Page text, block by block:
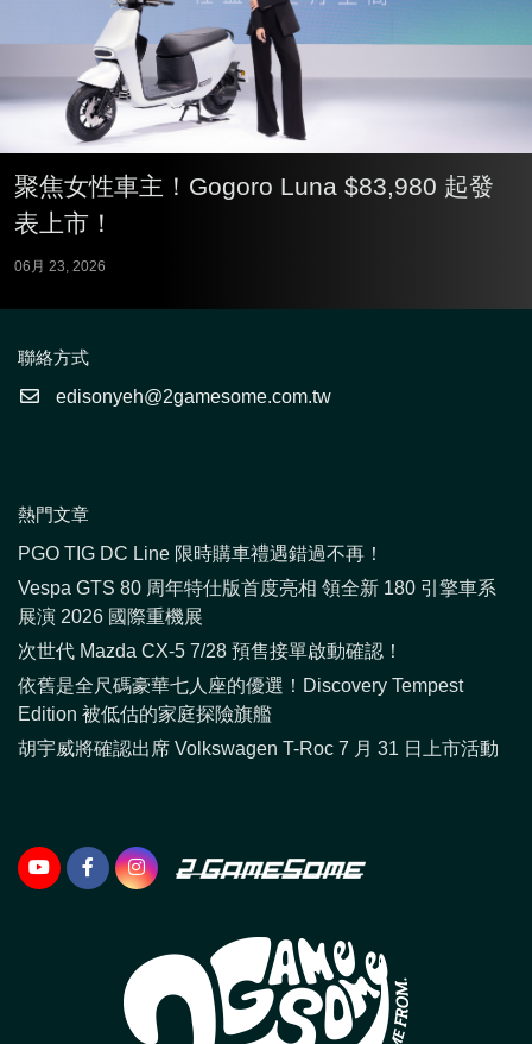
聚焦女性車主！Gogoro Luna $83,980 起發
表上市！
06月 23, 2026
聯絡方式
edisonyeh@2gamesome.com.tw
熱門文章
PGO TIG DC Line 限時購車禮遇錯過不再！
Vespa GTS 80 周年特仕版首度亮相 領全新 180 引擎車系
展演 2026 國際重機展
次世代 Mazda CX-5 7/28 預售接單啟動確認！
依舊是全尺碼豪華七人座的優選！Discovery Tempest
Edition 被低估的家庭探險旗艦
胡宇威將確認出席 Volkswagen T-Roc 7 月 31 日上市活動